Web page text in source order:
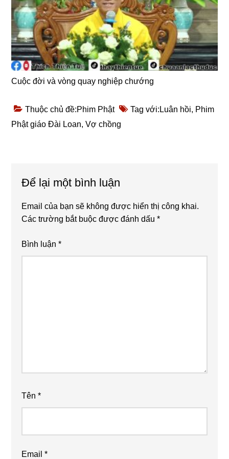
Cuộc đời và vòng quay nghiệp chướng
Thuộc chủ đề:Phim Phật Tag với: Luân hồi, Phim
Phật giáo Đài Loan,Vợ chồng
Interactions
Để lại một bình luận
Email của bạn sẽ không được hiển thị công khai.
Các trường bắt buộc được đánh dấu*
Bình luận*
Tên*
Email*